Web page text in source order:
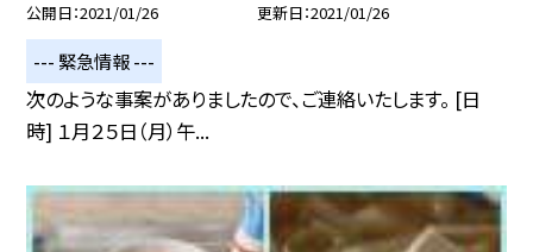
公開日 2021/01/26 更新日 2021/01/26
--- 緊急情報 ---
次のような事案がありましたので、ご連絡いたします。 [日
時] １月２５日（月）午...